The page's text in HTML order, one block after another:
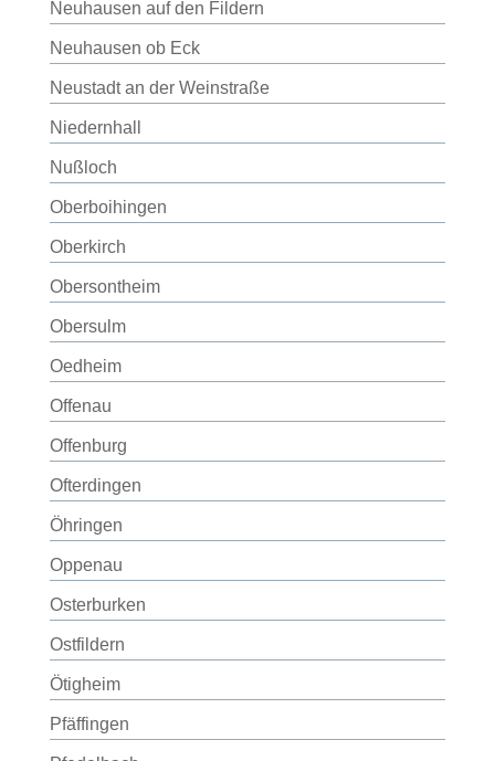
Neuhausen auf den Fildern
Neuhausen ob Eck
Neustadt an der Weinstraße
Niedernhall
Nußloch
Oberboihingen
Oberkirch
Obersontheim
Obersulm
Oedheim
Offenau
Offenburg
Ofterdingen
Öhringen
Oppenau
Osterburken
Ostfildern
Ötigheim
Pfäffingen